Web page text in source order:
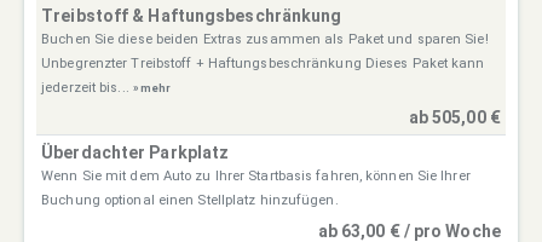
Treibstoff & Haftungsbeschränkung
Buchen Sie diese beiden Extras zusammen als Paket und sparen Sie!
Unbegrenzter Treibstoff + Haftungsbeschränkung Dieses Paket kann
jederzeit bis... » mehr
ab 505,00 €
Überdachter Parkplatz
Wenn Sie mit dem Auto zu Ihrer Startbasis fahren, können Sie Ihrer
Buchung optional einen Stellplatz hinzufügen.
ab 63,00 € / pro Woche